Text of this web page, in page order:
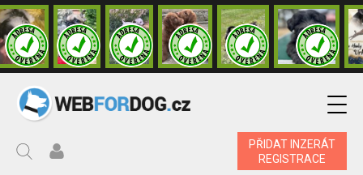
PŘIDAT INZERÁT
REGISTRACE